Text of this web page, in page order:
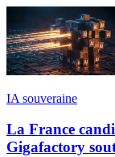
IA souveraine
La France
Gigafactory